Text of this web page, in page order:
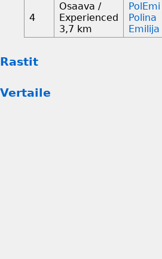
4
Osaava /
Experienced
3,7 km
PolEmi
Polina
Emilija
Rastit
Vertaile